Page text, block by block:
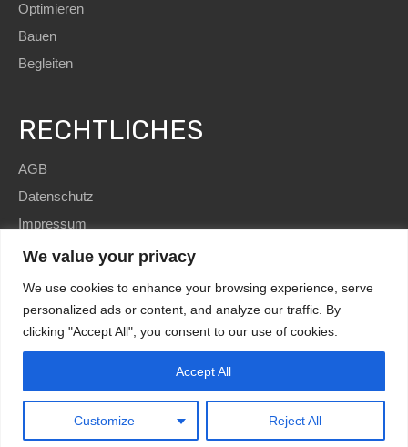
We value your privacy
We use cookies to enhance your browsing experience, serve
personalized ads or content, and analyze our traffic. By
clicking "Accept All", you consent to our use of cookies.
Customize Reject All
Accept All
Optimieren
Bauen
Begleiten
RECHTLICHES
AGB
Datenschutz
Impressum
SEOand Website byimmoWebdesign| Copyright © 2022
HomE² – Immobilien und mehr! Telefon:+49 5223
1801598
MANGELHAFT
0,00 / 5,00